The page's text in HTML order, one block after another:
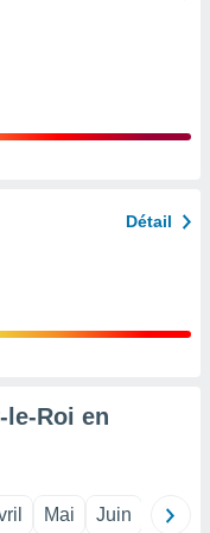
Détail
Roi en
Mai Juin Juillet